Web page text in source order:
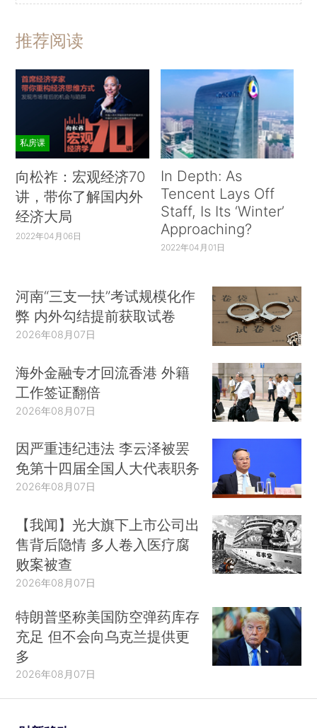
推荐阅读
私房课
向松祚：宏观经济70
讲，带你了解国内外
经济大局
2022年04月06日
In Depth: As
Tencent Lays Off
Staff, Is Its ‘Winter’
Approaching?
2022年04月01日
河南“三支一扶”考试规模化作
弊 内外勾结提前获取试卷
2026年08月07日
海外金融专才回流香港 外籍
工作签证翻倍
2026年08月07日
因严重违纪违法 李云泽被罢
免第十四届全国人大代表职务
2026年08月07日
【我闻】光大旗下上市公司出
售背后隐情 多人卷入医疗腐
败案被查
2026年08月07日
特朗普坚称美国防空弹药库存
充足 但不会向乌克兰提供更
多
2026年08月07日